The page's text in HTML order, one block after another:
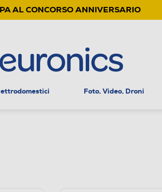
AL CONCORSO ANNIVERSARIO
Foto, Video, Droni